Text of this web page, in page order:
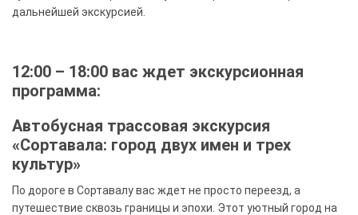
дальнейшей экскурсией.
12:00 – 18:00 вас ждет экскурсионная
программа:
Автобусная трассовая экскурсия
«Сортавала: город двух имен и трех
культур»
По дороге в Сортавалу вас ждет не просто переезд, а
путешествие сквозь границы и эпохи. Этот уютный город на